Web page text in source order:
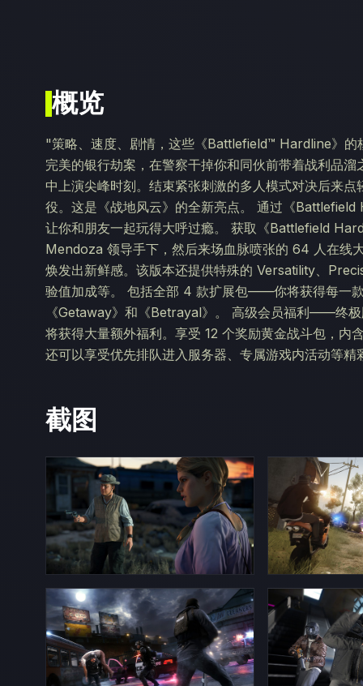
概览
"策略、速度、剧情，这些《Battlefield™ Hardline》的
完美的银行劫案，在警察干掉你和同伙前带着战利品
中上演尖峰时刻。结束紧张刺激的多人模式对决后来
役。这是《战地风云》的全新亮点。 通过《
让你和朋友一起玩得大呼过瘾。 获取《Battlefield
Mendoza 领导手下，然后来场血脉喷张的 64 人在线
焕发出新鲜感。该版本还提供特殊的 Versatility、
验值加成等。 包括全部 4 款扩展包——你将获得每一
《Getaway》和《Betrayal》。 高级会员福利——终
将获得大量额外福利。享受 12 个奖励黄金战斗包，内
还可以享受优先排队进入服务器、专属游戏内活动等精
截图